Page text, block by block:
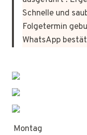
Schnelle und
Folgetermin
WhatsApp
Montag